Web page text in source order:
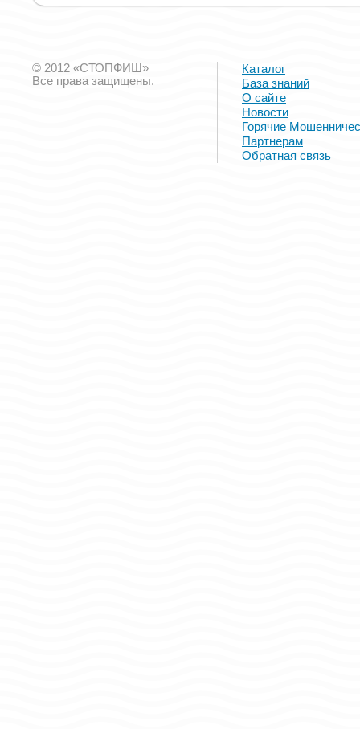
© 2012 «СТОПФИШ»
Все права защищены.
Каталог
База знаний
О сайте
Новости
Горячие
Партнерам
Обратная связь